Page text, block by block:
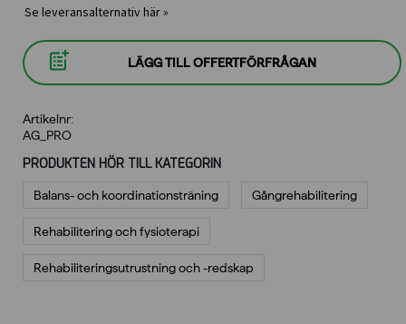
Se leveransalternativ här »
LÄGG TILL OFFERTFÖRFRÅGAN
Artikelnr:
AG_PRO
PRODUKTEN HÖR TILL KATEGORIN
Balans- och koordinationsträning Gångrehabilitering
Rehabilitering och fysioterapi
Rehabiliterings­utrustning och -redskap